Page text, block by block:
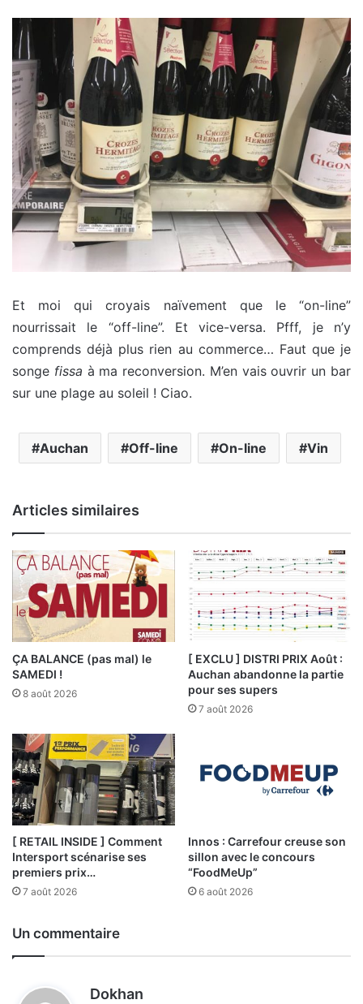
Et moi qui croyais naïvement que le “on-line”
nourrissait le “off-line”. Et vice-versa. Pfff, je n’y
comprends déjà plus rien au commerce… Faut que je
songe fissa à ma reconversion. M’en vais ouvrir un bar
sur une plage au soleil ! Ciao.
Auchan Off-line On-line Vin
Articles similaires
ÇA BALANCE (pas mal) le
SAMEDI !
8 août 2026
[ EXCLU ] DISTRI PRIX Août :
Auchan abandonne la partie
pour ses supers
7 août 2026
[ RETAIL INSIDE ] Comment
Intersport scénarise ses
premiers prix…
7 août 2026
Innos : Carrefour creuse son
sillon avec le concours
“FoodMeUp”
6 août 2026
Un commentaire
Dokhan